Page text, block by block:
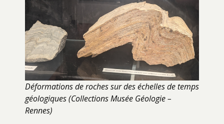
Déformations de roches sur des échelles de temps
géologiques(Collections Musée Géologie –
Rennes)